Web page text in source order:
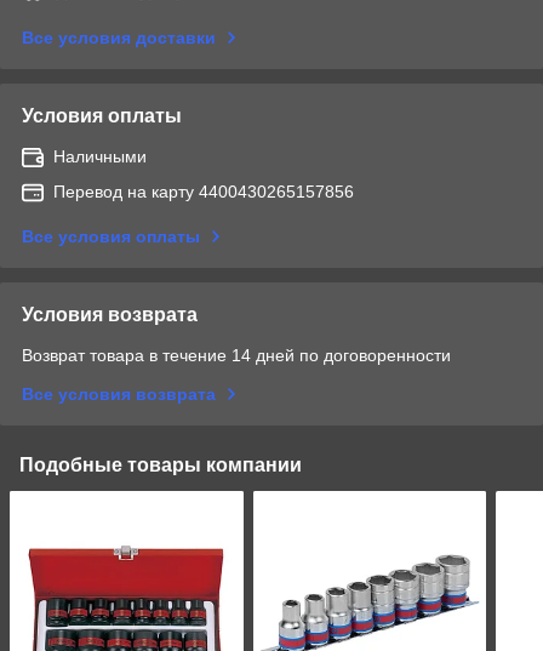
Все условия доставки
Условия оплаты
Наличными
Перевод на карту 4400430265157856
Все условия оплаты
Условия возврата
Возврат товара в течение 14 дней по договоренности
Все условия возврата
Подобные товары компании